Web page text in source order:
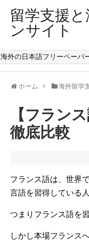
留学支援
ンサイト
海外の日本語フリーペーパ
ホーム 海外留学
【フラン
徹底比較
フランス語は、世界
言語を習得している
つまりフランス語を
しかし本場フランス